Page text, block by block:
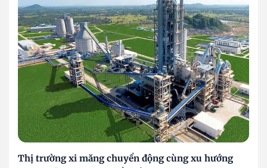
Thị trường xi măng chuyển động cùng xu hướng